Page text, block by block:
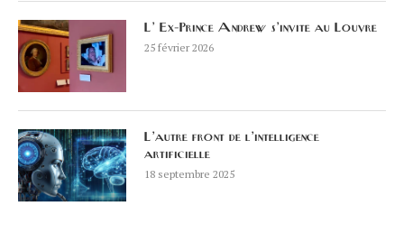
L’ Ex-Prince Andrew s’invite au Louvre
25 février 2026
L’autre front de l’intelligence
artificielle
18 septembre 2025